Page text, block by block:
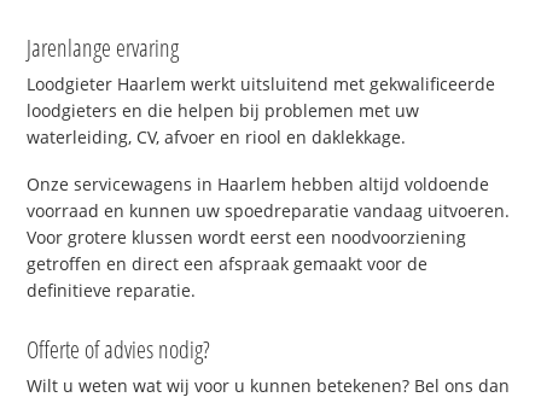
Jarenlange ervaring
Loodgieter Haarlem werkt uitsluitend met gekwalificeerde
loodgieters en die helpen bij problemen met uw
waterleiding, CV, afvoer en riool en daklekkage.
Onze servicewagens in Haarlem hebben altijd voldoende
voorraad en kunnen uw spoedreparatie vandaag uitvoeren.
Voor grotere klussen wordt eerst een noodvoorziening
getroffen en direct een afspraak gemaakt voor de
definitieve reparatie.
Offerte of advies nodig?
Wilt u weten wat wij voor u kunnen betekenen? Bel ons dan